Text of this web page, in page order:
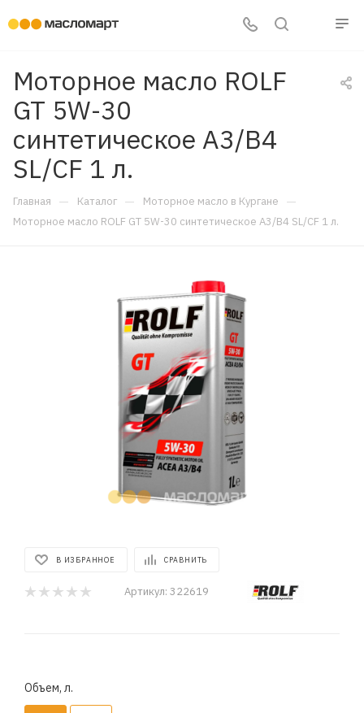
Моторное масло ROLF
GT 5W-30
синтетическое A3/B4
SL/CF 1 л.
Главная — Каталог — Моторное масло в Кургане —
Моторное масло ROLF GT 5W-30 синтетическое A3/B4 SL/CF 1 л.
В ИЗБРАННОЕ СРАВНИТЬ
Артикул: 322619
Объем, л.